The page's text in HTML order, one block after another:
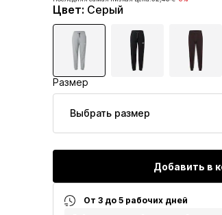
Последняя самая низкая цена:
Цвет: Серый
Размер
Выбрать размер
Добавить в
От 3 до 5 рабочих дней